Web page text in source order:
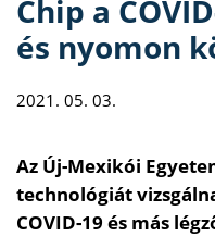
Chip a
és nyomon
2021. 05. 03.
Az Új-Mexikói
technológiát
COVID-19 és más